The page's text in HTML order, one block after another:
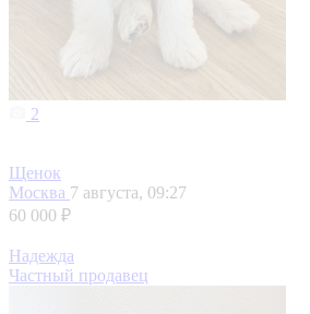
2
Щенок
Москва 7 августа, 09:27
60 000 ₽
Надежда
Частный продавец